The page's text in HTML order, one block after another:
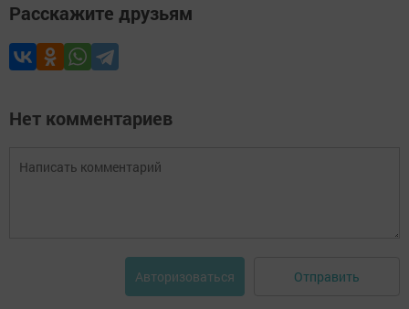
Расскажите друзьям
Нет комментариев
Авторизоваться Отправить